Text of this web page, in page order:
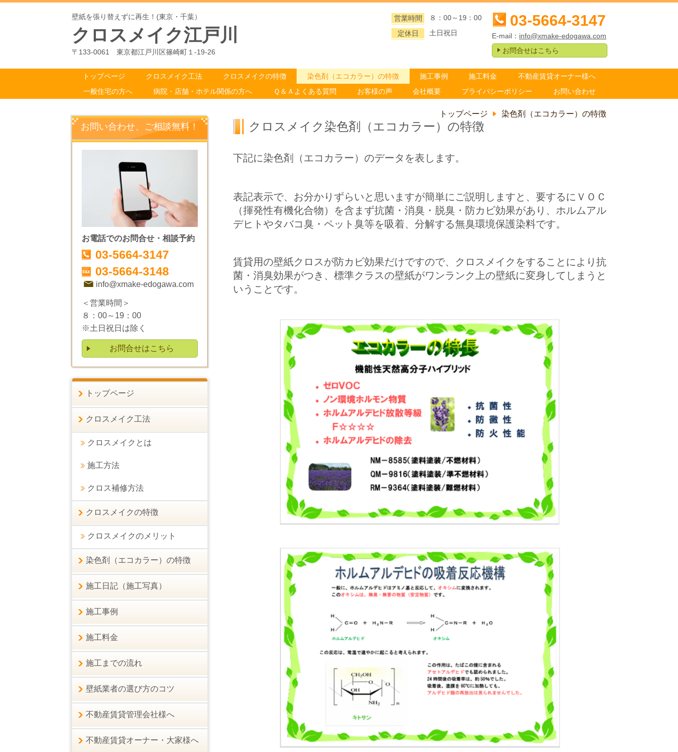
壁紙を張り替えずに再生！(東京・千葉）
クロスメイク江戸川
〒133-0061 東京都江戸川区篠崎町１-19-26
営業時間
８：00～19：00
定休日
土日祝日
03-5664-3147
E-mail： info@xmake-edogawa.com
お問合せはこちら
トップページ クロスメイク工法 クロスメイクの特徴 染色剤（エコカラー）の特徴 施工事例 施工料金
不動産賃貸オーナー様へ
一般住宅の方へ
病院・店舗・ホテル関係の方へ Ｑ＆Ａよくある質問 お客様の声 会社概要 プライバシーポリシー お問い合わせ
トップページ 染色剤（エコカラー）の特徴
クロスメイク染色剤（エコカラー）の特徴
下記に染色剤（エコカラー）のデータを表します。
表記表示で、お分かりずらいと思いますが簡単にご説明しますと、要するにＶＯＣ
（揮発性有機化合物）を含まず抗菌・消臭・脱臭・防カビ効果があり、ホルムアル
デヒトやタバコ臭・ペット臭等を吸着、分解する無臭環境保護染料です。
賃貸用の壁紙クロスが防カビ効果だけですので、クロスメイクをすることにより抗
菌・消臭効果がつき、標準クラスの壁紙がワンランク上の壁紙に変身してしまうと
いうことです。
お問い合わせ、ご相談無料！
お電話でのお問合せ・相談予約
03-5664-3147
03-5664-3148
info@xmake-edogawa.com
＜営業時間＞
８：00～19：00
※土日祝日は除く
お問合せはこちら
トップページ
クロスメイク工法
クロスメイクとは
施工方法
クロス補修方法
クロスメイクの特徴
クロスメイクのメリット
染色剤（エコカラー）の特徴
施工日記（施工写真）
施工事例
施工料金
施工までの流れ
壁紙業者の選び方のコツ
不動産賃貸管理会社様へ
不動産賃貸オーナー・大家様へ